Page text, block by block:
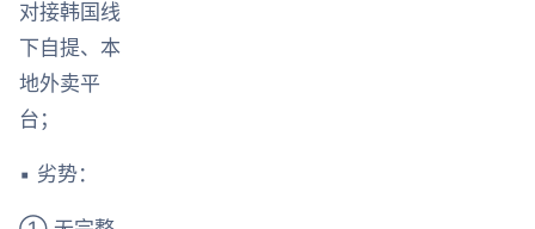
对接韩国线
下自提、本
地外卖平
台；
▪ 劣势：